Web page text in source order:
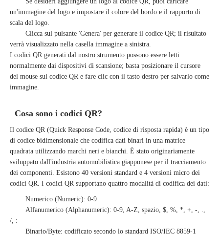
un'immagine del logo e impostare il colore del bordo e il rapporto di
scala del logo.
Clicca sul pulsante 'Genera' per generare il codice QR; il risultato
verrà visualizzato nella casella immagine a sinistra.
I codici QR generati dal nostro strumento possono essere letti
normalmente dai dispositivi di scansione; basta posizionare il cursore
del mouse sul codice QR e fare clic con il tasto destro per salvarlo come
immagine.
Cosa sono i codici QR?
Il codice QR (Quick Response Code, codice di risposta rapida) è un tipo
di codice bidimensionale che codifica dati binari in una matrice
quadrata utilizzando marchi neri e bianchi. È stato originariamente
sviluppato dall'industria automobilistica giapponese per il tracciamento
dei componenti. Esistono 40 versioni standard e 4 versioni micro dei
codici QR. I codici QR supportano quattro modalità di codifica dei dati:
Numerico (Numeric): 0-9
Alfanumerico (Alphanumeric): 0-9, A-Z, spazio, $, %, *, +, -, .,
/, :
Binario/Byte: codificato secondo lo standard ISO/IEC 8859-1